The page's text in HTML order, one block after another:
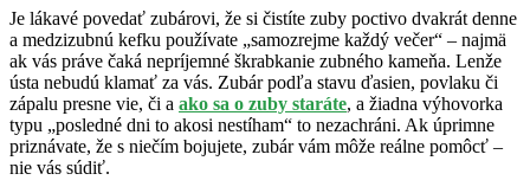
Je lákavé povedať zubárovi, že si čistíte zuby poctivo dvakrát denne
a medzizubnú kefku používate „samozrejme každý večer“ – najmä
ak vás práve čaká nepríjemné škrabkanie zubného kameňa. Lenže
ústa nebudú klamať za vás. Zubár podľa stavu ďasien, povlaku či
zápalu presne vie, či a ako sa o zuby staráte, a žiadna výhovorka
typu „posledné dni to akosi nestíham“ to nezachráni. Ak úprimne
priznávate, že s niečím bojujete, zubár vám môže reálne pomôcť –
nie vás súdiť.